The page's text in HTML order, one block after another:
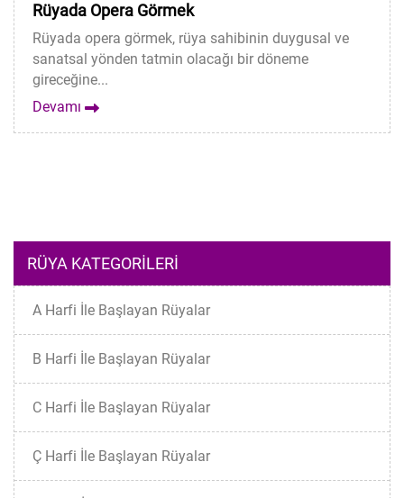
Rüyada Opera Görmek
Rüyada opera görmek, rüya sahibinin duygusal ve
sanatsal yönden tatmin olacağı bir döneme
gireceğine...
Devamı
RÜYA KATEGORILERI
A Harfi İle Başlayan Rüyalar
B Harfi İle Başlayan Rüyalar
C Harfi İle Başlayan Rüyalar
Ç Harfi İle Başlayan Rüyalar